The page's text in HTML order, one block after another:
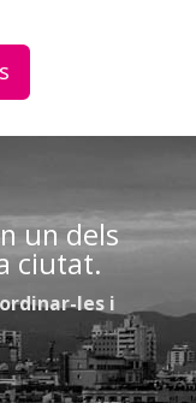
un dels
ciutat.
les i